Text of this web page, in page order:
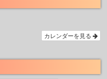
カレンダーを見る